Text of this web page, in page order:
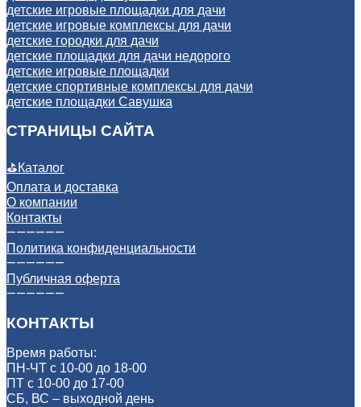
детские игровые площадки для дачи
детские игровые комплексы для дачи
детские городки для дачи
детские площадки для дачи недорого
детские игровые площадки
детские спортивные комплексы для дачи
детские площадки Савушка
СТРАНИЦЫ САЙТА
⛳Каталог
Оплата и доставка
О компании
Контакты
——————
Политика конфиденциальности
——————
Публичная оферта
——————
КОНТАКТЫ
Время работы:
ПН-ЧТ с 10-00 до 18-00
ПТ с 10-00 до 17-00
СБ, ВС – выходной день